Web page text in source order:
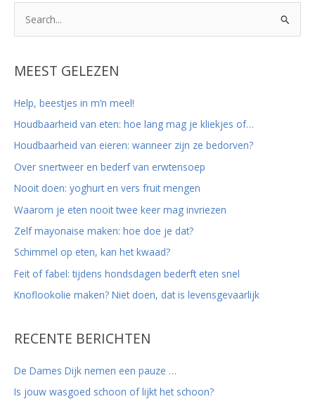
k
a
a
r
:
MEEST GELEZEN
Help, beestjes in m’n meel!
Houdbaarheid van eten: hoe lang mag je kliekjes of…
Houdbaarheid van eieren: wanneer zijn ze bedorven?
Over snertweer en bederf van erwtensoep
Nooit doen: yoghurt en vers fruit mengen
Waarom je eten nooit twee keer mag invriezen
Zelf mayonaise maken: hoe doe je dat?
Schimmel op eten, kan het kwaad?
Feit of fabel: tijdens hondsdagen bederft eten snel
Knoflookolie maken? Niet doen, dat is levensgevaarlijk
RECENTE BERICHTEN
De Dames Dijk nemen een pauze …
Is jouw wasgoed schoon of lijkt het schoon?